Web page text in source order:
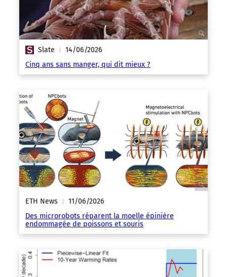
Slate | 14/06/2026
Cinq ans sans manger, qui dit mieux ?
ETH News | 11/06/2026
Des microrobots réparent la moelle épinière
endommagée de poissons et souris